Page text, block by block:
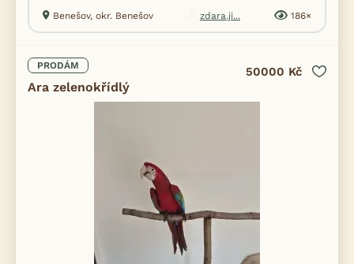
Benešov, okr. Benešov
zdara.ji... 186×
PRODÁM
Ara zelenokřídlý
50000 Kč